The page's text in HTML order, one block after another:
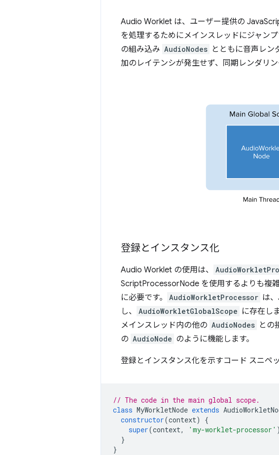
Audio Worklet は、ユーザー提供の
を処理するためにメインスレッドにジャン
の組み込み AudioNodes とともに音声レン
加のレイテンシが発生せず、同期レンダリン
登録とインスタンス化
Audio Worklet の使用は、
ScriptProcessorNode を使用するよりも複
に必要です。
AudioWorkletProcessor は
し、
AudioWorkletGlobalScope に存在しま
メインスレッド内の他の AudioNodes との
の AudioNode のように機能します。
登録とインスタンス化を示すコード スニペ
// The code in the main global scope.
class MyWorkletNode extends
constructor(context)
{
super(context, 'my-worklet-processor'
}
}